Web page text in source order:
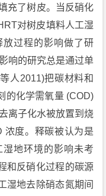
充了树皮。当反硝化
对树皮填料人工湿
过程的影响做了研
响的研究总是通过单
人2011)把碳材料和
的化学需氧量 (COD)
离子化水被放置到烧
浓度。释碳被认为是
地环境的影响未考
和反硝化过程的碳源
湿地去除硝态氮期间